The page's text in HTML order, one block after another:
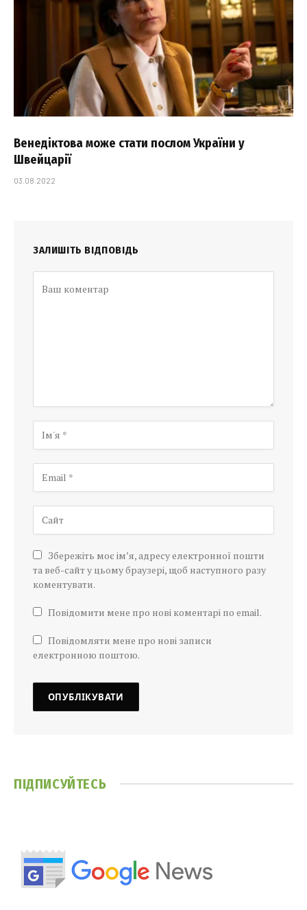
Венедіктова може стати послом України у
Швейцарії
03.08.2022
ЗАЛИШІТЬ ВІДПОВІДЬ
Збережіть моє ім’я, адресу електронної пошти
та веб-сайт у цьому браузері, щоб наступного разу
коментувати.
Повідомити мене про нові коментарі по email.
Повідомляти мене про нові записи
електронною поштою.
ПІДПИСУЙТЕСЬ